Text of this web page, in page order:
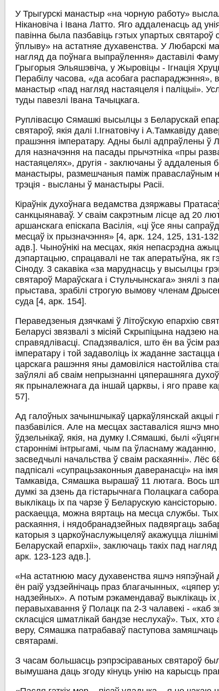
У Трыгурскі манастыр «на чорную работу»
Нікановіча і Івана Латто. Яго аддаленасць ад
павінна была пазбавіць гэтых упартых святароў
ўплыву» на астатняе духавенства. У Любарскі
нагляд да поўнага выпраўлення» даставілі Фаму
Грыгорыя Эльяшэвіча, у Жыровіцы - Ігнація
Перабілу часова, «да асобага распараджэння»,
манастыр «пад нагляд настаяцеля і паліцыі».
туды павезлі Івана Тачыцкага.
Руплівасцю Сямашкі высылцы з Беларускай
святароў, якія далі І.Ігнатовічу і А.Тамкавіду
прашэння імператару. Адны былі адпраўлены ў
для назначэння на пасады прычэтніка «пры
настаяцелях», другія - заключаны ў аддаленыя
манастыры, размешчаныя паміж праваслаўным
трэція - высланы ў манастыры Расіі.
Кіраўнік духоўнага ведамства дзяржавы
санкцыянаваў. У сваім сакрэтным лісце ад 20
аршанскага епіскапа Васілія, «ці ўсе яны
месцаў іх прызначэння» [4, арк. 124, 125, 131-
адв.]. Чыноўнікі на месцах, якія непасрэдна
дэпартацыю, спрацавалі не так аператыўна, як
Сіноду. 3 сакавіка «за маруднасць у высылцы
святароў Мараўскага і Стульчынскага» знялі з
прыстава, зрабілі строгую вымову членам
суда [4, арк. 154].
Пераведзеныя дзячкамі ў Літоўскую епархію
Беларусі звязвалі з місіяй Скрыпіцына надзею
справядлівасці. Спадзяваліся, што ён ва ўсім
імператару і той задаволіць іх жаданне застацца
царскага рашэння яны дамовіліся настойліва
заўлялі аб сваім непрызнанні цяперашняга
як прыналежнага да іншай царквы, і яго праве
57].
Ад галоўных зачыншчыкаў царкаўлянскай акцыі
пазбавіліся. Але на месцах заставаліся яшчэ
ўдзельнікаў, якія, на думку І.Сямашкі, былі
староннімі інтрыгамі, чым па ўласнаму
засведчылі начальства ў сваім раскаянні». Лёс
падпісалі «супрацьзаконныя даверанасці» на імя
Тамкавіда, Сямашка вырашаў 11 лютага. Вось
думкі за дзень да гістарычнага Полацкага
выклікаць іх па чарзе ў Беларускую
раскаецца, можна вяртаць на месца службы.
раскаяння, і нядобранадзейных падвяргаць
каторыя з царкоўнаслужыцеляў акажуцца
Беларускай епархіі», заключаць такіх пад
арк. 123-123 адв.].
«На астатнюю масу духавенства яшчэ няпэўнай
ён раіў уздзейнічаць праз благачынных, «цяпер
надзейных». А потым рэкамендаваў выклікаць
перавыхавання ў Полацк па 2-3 чалавекі - «каб
скласціся шматлікай бандзе неслухаў». Тых, хто
веру, Сямашка патрабаваў паступова
святарамі.
З часам большасць рэпрэсіраваных святароў
вымушана даць згоду кінуць унію на карысць